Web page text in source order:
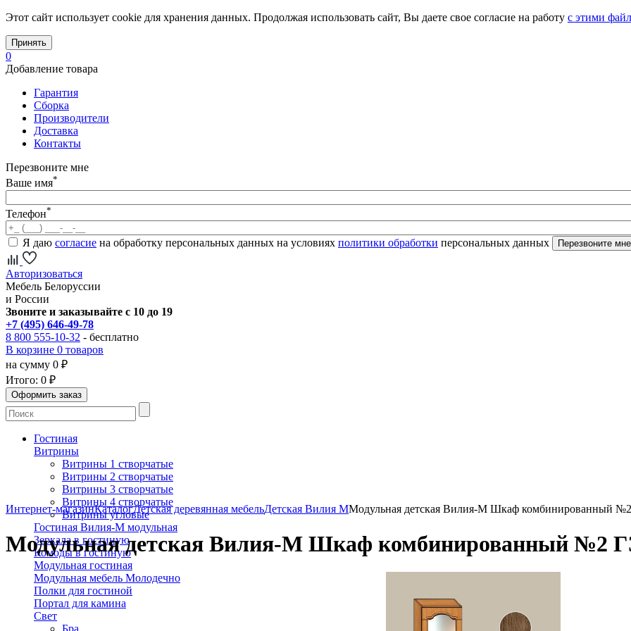
Этот сайт использует cookie для хранения данных. Продолжая использовать сайт, Вы даете свое согласие на работу с этими
Принять
0
Добавление товара
Гарантия
Сборка
Производители
Доставка
Контакты
Перезвоните мне
Ваше имя*
Телефон*
Я даю согласие на обработку персональных данных на условиях политики обработки персональных данных
Авторизоваться
Мебель Белоруссии
и России
Звоните и заказывайте с 10 до 19
+7 (495) 646-49-78
8 800 555-10-32 - бесплатно
В корзине 0 товаров
на сумму 0 ₽
Итого: 0 ₽
Гостиная
Витрины
Витрины 1 створчатые
Витрины 2 створчатые
Витрины 3 створчатые
Витрины 4 створчатые
Витрины угловые
Гостиная Вилия-М модульная
Зеркала в гостиную
Комоды в гостиную
Модульная гостиная
Модульная мебель Молодечно
Полки для гостиной
Портал для камина
Свет
Интернет-магазинКаталогДетская деревянная мебельДетская Вилия ММодульная детская Вилия-М Шкаф комбинированный
Модульная детская Вилия-М Шкаф комбинированный №2